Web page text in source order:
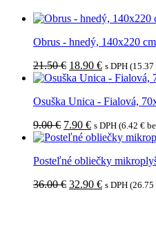
Obrus - hnedý, 140x220 cm
21.50€ Pôvodná
cena
21.50 €.
18.90 €Aktuálna
cena
18.90 €.
s DPH (15.37
Osuška Unica - Fialová,
9.00€ Pôvodná
cena
9.00 €.
7.90 €Aktuálna
cena
7.90 €.
s DPH (6.42 €
Posteľné obliečky
36.00€ Pôvodná
32.90 €Aktuálna
s DPH (26.75